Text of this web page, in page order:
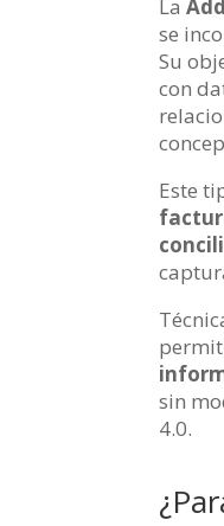
La
se
Su
con
Este
sin
4.0.